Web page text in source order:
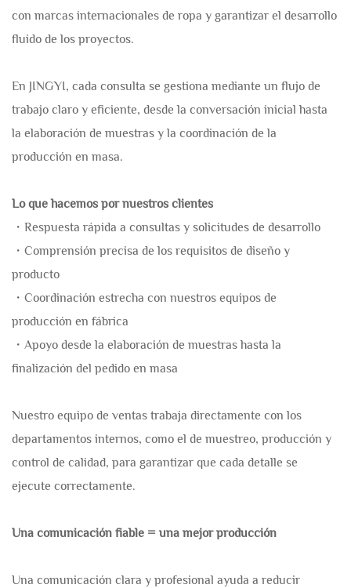
con marcas internacionales de ropa y garantizar el desarrollo
fluido de los proyectos.
En JINGYI, cada consulta se gestiona mediante un flujo de
trabajo claro y eficiente, desde la conversación inicial hasta
la elaboración de muestras y la coordinación de la
producción en masa.
Lo que hacemos por nuestros clientes
・Respuesta rápida a consultas y solicitudes de desarrollo
・Comprensión precisa de los requisitos de diseño y
producto
・Coordinación estrecha con nuestros equipos de
producción en fábrica
・Apoyo desde la elaboración de muestras hasta la
finalización del pedido en masa
Nuestro equipo de ventas trabaja directamente con los
departamentos internos, como el de muestreo, producción y
control de calidad, para garantizar que cada detalle se
ejecute correctamente.
Una comunicación fiable = una mejor producción
Una comunicación clara y profesional ayuda a reducir